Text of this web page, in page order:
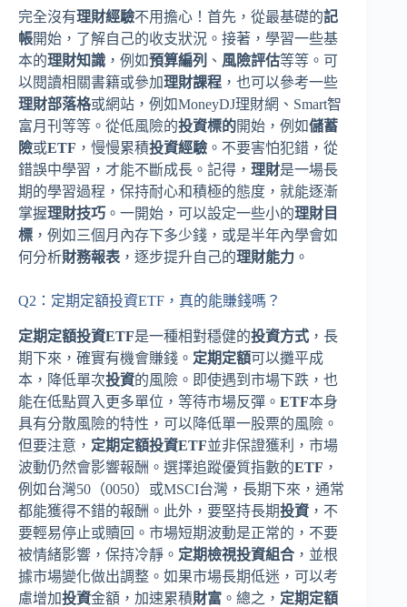
完全沒有理財經驗不用擔心！首先，從最基礎的記
帳開始，了解自己的收支狀況。接著，學習一些基
本的理財知識 ，例如預算編列 、 風險評估等等。可
以閱讀相關書籍或參加理財課程 ，也可以參考一些
理財部落格或網站，例如MoneyDJ理財網、Smart智
富月刊等等。從低風險的投資標的開始，例如儲蓄
險或ETF ，慢慢累積投資經驗 。不要害怕犯錯，從
錯誤中學習，才能不斷成長。記得， 理財是一場長
期的學習過程，保持耐心和積極的態度，就能逐漸
掌握理財技巧 。一開始，可以設定一些小的理財目
標 ，例如三個月內存下多少錢，或是半年內學會如
何分析財務報表 ，逐步提升自己的理財能力 。
Q2：定期定額投資ETF，真的能賺錢嗎？
定期定額投資ETF是一種相對穩健的投資方式 ，長
期下來，確實有機會賺錢。 定期定額可以攤平成
本，降低單次投資的風險。即使遇到市場下跌，也
能在低點買入更多單位，等待市場反彈。 ETF本身
具有分散風險的特性，可以降低單一股票的風險。
但要注意， 定期定額投資ETF並非保證獲利，市場
波動仍然會影響報酬。選擇追蹤優質指數的ETF ，
例如台灣50（0050）或MSCI台灣，長期下來，通常
都能獲得不錯的報酬。此外，要堅持長期投資 ，不
要輕易停止或贖回。市場短期波動是正常的，不要
被情緒影響，保持冷靜。 定期檢視投資組合 ，並根
據市場變化做出調整。如果市場長期低迷，可以考
慮增加投資金額，加速累積財富 。總之， 定期定額